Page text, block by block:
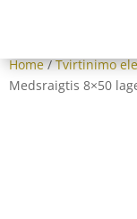
Home/Tvirtinimo
Medsraigtis 8×50